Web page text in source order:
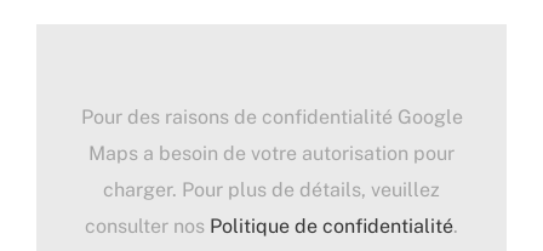
Pour des raisons de confidentialité Google
Maps a besoin de votre autorisation pour
charger. Pour plus de détails, veuillez
consulter nos Politique de confidentialité.